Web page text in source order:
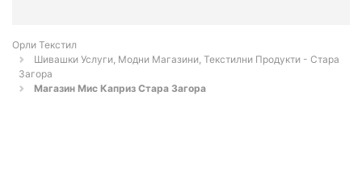
Орли Текстил
Шивашки Услуги, Модни Магазини, Текстилни Продукти - Стара
Загора
Магазин Мис Каприз Стара Загора